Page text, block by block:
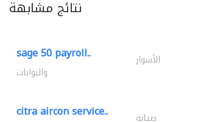
نتائج مشابهة
sage 50 payroll.. الأسوار
والبوابات
citra aircon service.. صيانة